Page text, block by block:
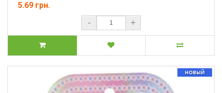
5.69 грн.
- +
НОВЫЙ